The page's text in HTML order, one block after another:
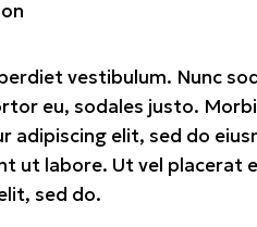
vestibulum. Nunc
eu, sodales justo.
adipiscing elit, sed do
ut labore. Ut vel placerat
sed do.